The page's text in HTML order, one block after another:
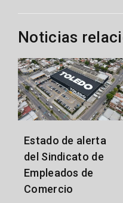
Noticias
Estado de alerta
del Sindicato de
Empleados de
Comercio